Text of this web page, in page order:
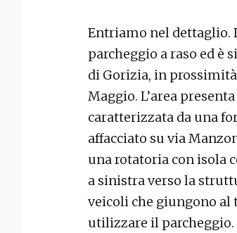
Entriamo nel dettaglio.
parcheggio a raso ed è
di Gorizia, in
Maggio. L’area
caratterizzata da una
affacciato su via
una rotatoria con isola
a sinistra verso la
veicoli che giungono
utilizzare il parcheggio.